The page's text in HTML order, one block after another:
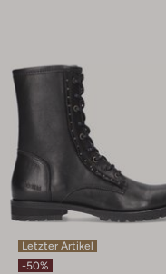
Letzter Artikel
-50%